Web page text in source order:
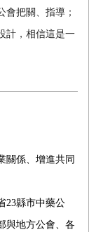
把關、指導；
計，相信這是一
關係、增進共同
23縣市中藥公
與地方公會、各